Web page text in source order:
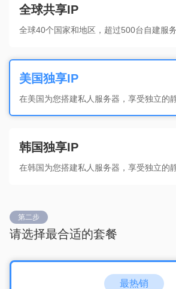
全球共享IP
全球40个国家和地区，超过500台自建服务
美国独享IP
在美国为您搭建私人服务器，享受独立的
韩国独享IP
在韩国为您搭建私人服务器，享受独立的
第二步
请选择最合适的套餐
最热销